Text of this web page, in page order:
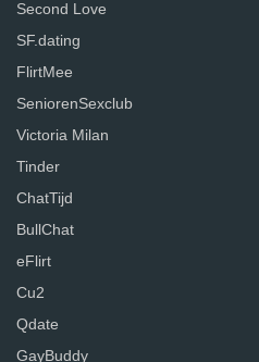
Second Love
SF.dating
FlirtMee
SeniorenSexclub
Victoria Milan
Tinder
ChatTijd
BullChat
eFlirt
Cu2
Qdate
GayBuddy